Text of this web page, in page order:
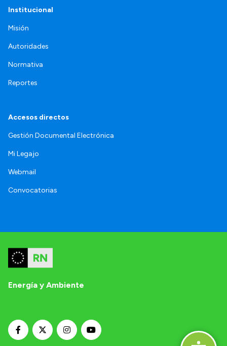
Institucional
Misión
Autoridades
Normativa
Reportes
Accesos directos
Gestión Documental Electrónica
Mi Legajo
Webmail
Convocatorias
Energía y Ambiente